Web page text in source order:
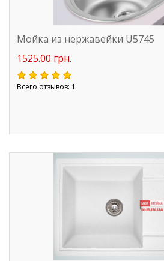
Мойка из нержавейки U5745
1525.00 грн.
Всего отзывов: 1